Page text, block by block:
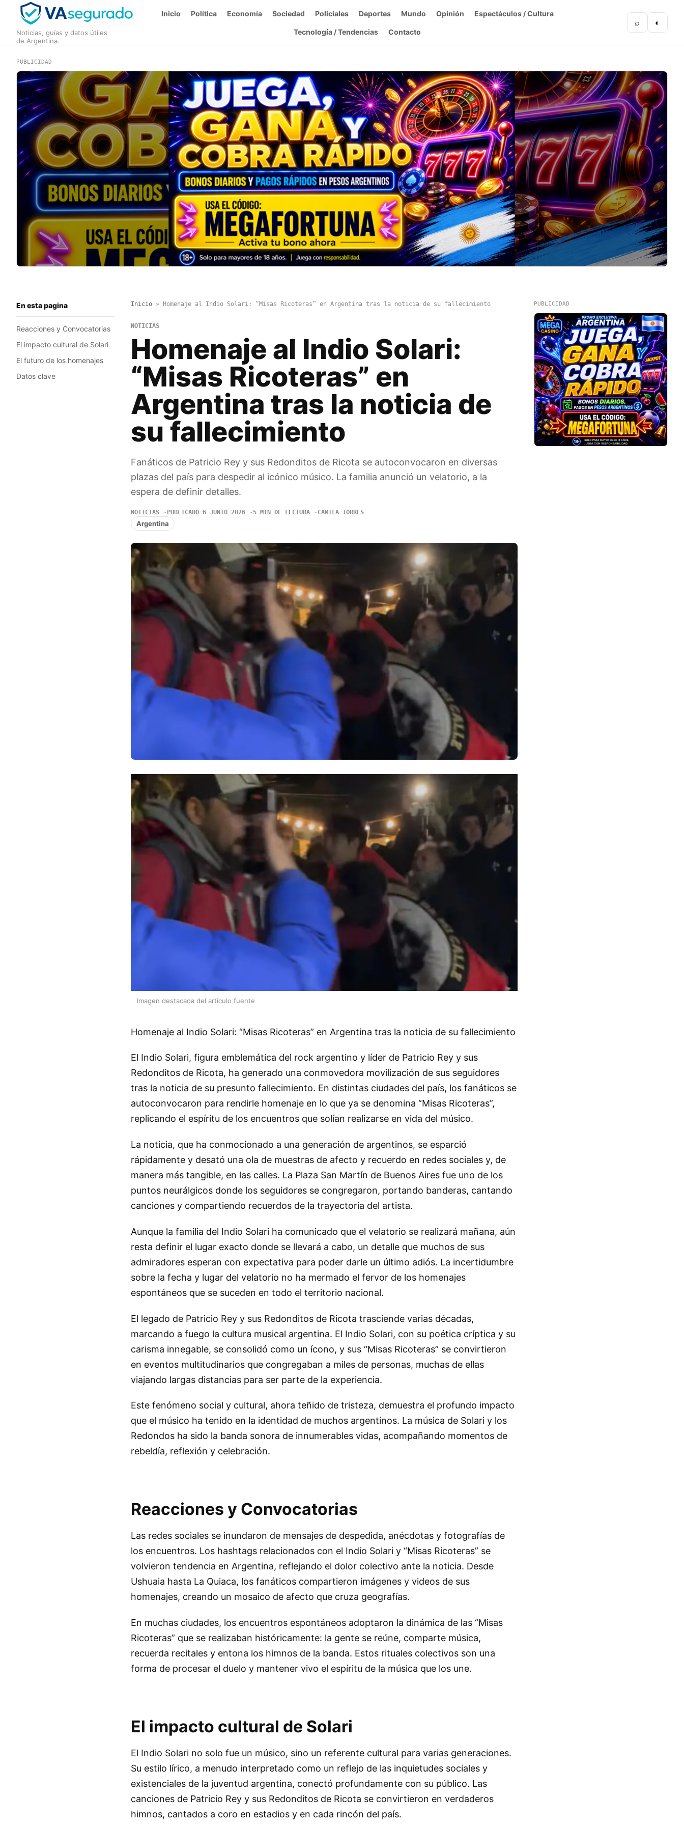
Noticias, guías y datos útiles
de Argentina.
Inicio Política Economía Sociedad Policiales Deportes Mundo Opinión Espectáculos / Cultura
Tecnología / Tendencias Contacto
⌕ ◐
PUBLICIDAD
En esta pagina
Reacciones y Convocatorias
El impacto cultural de Solari
El futuro de los homenajes
Datos clave
Inicio» Homenaje al Indio Solari: “Misas Ricoteras” en Argentina tras la noticia de su fallecimiento
NOTICIAS
Homenaje al Indio Solari:
“Misas Ricoteras” en
Argentina tras la noticia de
su fallecimiento
Fanáticos de Patricio Rey y sus Redonditos de Ricota se autoconvocaron en diversas
plazas del país para despedir al icónico músico. La familia anunció un velatorio, a la
espera de definir detalles.
NOTICIAS PUBLICADO 6 JUNIO 2026 5 MIN DE LECTURA CAMILA TORRES
Argentina
Imagen destacada del articulo fuente
Homenaje al Indio Solari: “Misas Ricoteras” en Argentina tras la noticia de su fallecimiento
El Indio Solari, figura emblemática del rock argentino y líder de Patricio Rey y sus
Redonditos de Ricota, ha generado una conmovedora movilización de sus seguidores
tras la noticia de su presunto fallecimiento. En distintas ciudades del país, los fanáticos se
autoconvocaron para rendirle homenaje en lo que ya se denomina “Misas Ricoteras”,
replicando el espíritu de los encuentros que solían realizarse en vida del músico.
La noticia, que ha conmocionado a una generación de argentinos, se esparció
rápidamente y desató una ola de muestras de afecto y recuerdo en redes sociales y, de
manera más tangible, en las calles. La Plaza San Martín de Buenos Aires fue uno de los
puntos neurálgicos donde los seguidores se congregaron, portando banderas, cantando
canciones y compartiendo recuerdos de la trayectoria del artista.
Aunque la familia del Indio Solari ha comunicado que el velatorio se realizará mañana, aún
resta definir el lugar exacto donde se llevará a cabo, un detalle que muchos de sus
admiradores esperan con expectativa para poder darle un último adiós. La incertidumbre
sobre la fecha y lugar del velatorio no ha mermado el fervor de los homenajes
espontáneos que se suceden en todo el territorio nacional.
El legado de Patricio Rey y sus Redonditos de Ricota trasciende varias décadas,
marcando a fuego la cultura musical argentina. El Indio Solari, con su poética críptica y su
carisma innegable, se consolidó como un ícono, y sus “Misas Ricoteras” se convirtieron
en eventos multitudinarios que congregaban a miles de personas, muchas de ellas
viajando largas distancias para ser parte de la experiencia.
Este fenómeno social y cultural, ahora teñido de tristeza, demuestra el profundo impacto
que el músico ha tenido en la identidad de muchos argentinos. La música de Solari y los
Redondos ha sido la banda sonora de innumerables vidas, acompañando momentos de
rebeldía, reflexión y celebración.
Reacciones y Convocatorias
Las redes sociales se inundaron de mensajes de despedida, anécdotas y fotografías de
los encuentros. Los hashtags relacionados con el Indio Solari y “Misas Ricoteras” se
volvieron tendencia en Argentina, reflejando el dolor colectivo ante la noticia. Desde
Ushuaia hasta La Quiaca, los fanáticos compartieron imágenes y videos de sus
homenajes, creando un mosaico de afecto que cruza geografías.
En muchas ciudades, los encuentros espontáneos adoptaron la dinámica de las “Misas
Ricoteras” que se realizaban históricamente: la gente se reúne, comparte música,
recuerda recitales y entona los himnos de la banda. Estos rituales colectivos son una
forma de procesar el duelo y mantener vivo el espíritu de la música que los une.
El impacto cultural de Solari
El Indio Solari no solo fue un músico, sino un referente cultural para varias generaciones.
Su estilo lírico, a menudo interpretado como un reflejo de las inquietudes sociales y
existenciales de la juventud argentina, conectó profundamente con su público. Las
canciones de Patricio Rey y sus Redonditos de Ricota se convirtieron en verdaderos
himnos, cantados a coro en estadios y en cada rincón del país.
PUBLICIDAD